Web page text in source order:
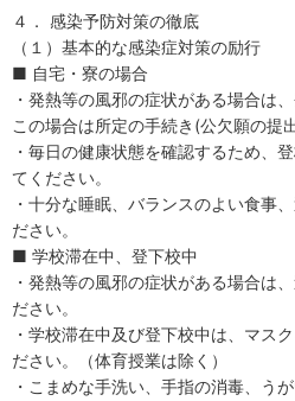
４． 感染予防対策の徹底
（１）基本的な感染症対策の励行
■ 自宅・寮の場合
・発熱等の風邪の症状がある場合は
この場合は所定の手続き(公欠願の提
・毎日の健康状態を確認するため、
てください。
・十分な睡眠、バランスのよい食事
ださい。
■ 学校滞在中、登下校中
・発熱等の風邪の症状がある場合は
ださい。
・学校滞在中及び登下校中は、マス
ださい。（体育授業は除く）
・こまめな手洗い、手指の消毒、う